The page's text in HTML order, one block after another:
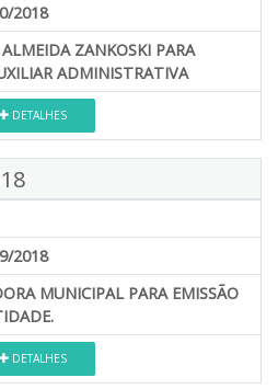
2018
ZANKOSKI PARA
ADMINISTRATIVA
DETALHES
2018
MUNICIPAL PARA EMISSÃO
DETALHES